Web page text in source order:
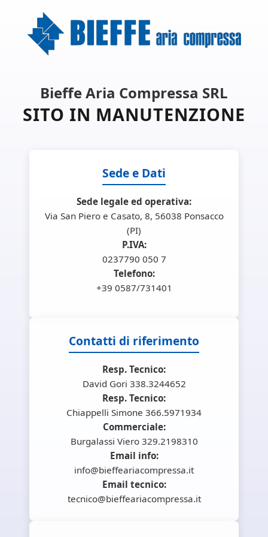
Bieffe Aria Compressa SRL
SITO IN MANUTENZIONE
Sede e Dati
Sede legale ed operativa:
Via San Piero e Casato, 8, 56038 Ponsacco
(PI)
P.IVA:
0237790 050 7
Telefono:
+39 0587/731401
Contatti di riferimento
Resp. Tecnico:
David Gori 338.3244652
Resp. Tecnico:
Chiappelli Simone 366.5971934
Commerciale:
Burgalassi Viero 329.2198310
Email info:
info@bieffeariacompressa.it
Email tecnico:
tecnico@bieffeariacompressa.it